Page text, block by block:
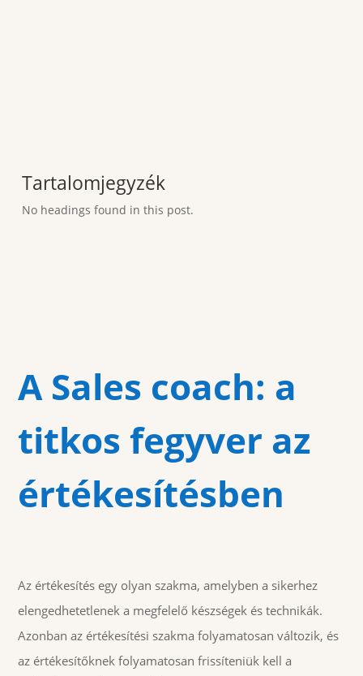
Tartalomjegyzék
No headings found in this post.
A Sales coach: a
titkos fegyver az
értékesítésben
Az értékesítés egy olyan szakma, amelyben a sikerhez
elengedhetetlenek a megfelelő készségek és technikák.
Azonban az értékesítési szakma folyamatosan változik, és
az értékesítőknek folyamatosan frissíteniük kell a